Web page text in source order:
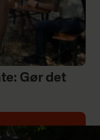
Gør det